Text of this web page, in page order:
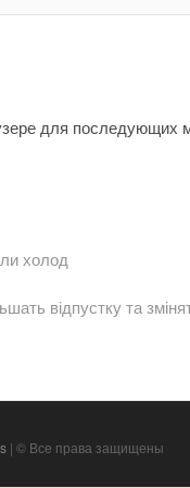
для последующих
холод
відпустку та
| © Все права защищены